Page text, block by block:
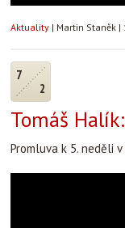
Aktuality | Martin Staněk |
7
2
Tomáš
Promluva k 5. neděli